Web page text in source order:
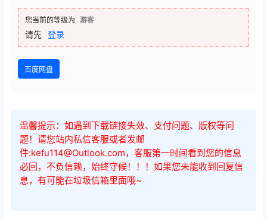
您当前的等级为 游客
请先 登录
百度网盘
温馨提示：如遇到下载链接失效、支付问题、版权等问
题！请您站内私信客服或者发邮
件:kefu114@Outlook.com，客服第一时间看到您的信息
必回，不负信赖，始终守候！！！如果您未能收到回复信
息，有可能在垃圾信箱里面哦~